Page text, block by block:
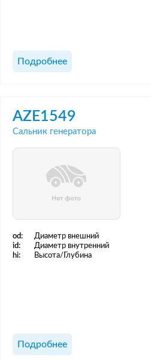
Подробнее
AZE1549
Сальник генератора
od: Диаметр внешний
id:
Диаметр внутренний
hi:
Высота/Глубина
Подробнее